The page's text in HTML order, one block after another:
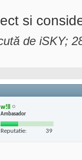
si
de iSKY;
w!ll
Ambasador
Reputatie: 39